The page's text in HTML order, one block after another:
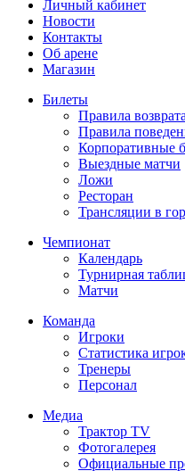
Личный кабинет
Новости
Контакты
Об арене
Магазин
Билеты
Правила
Правила
Корпоративные
Выездные матчи
Ложи
Ресторан
Трансляции в
Чемпионат
Календарь
Турнирная
Матчи
Команда
Игроки
Статистика
Тренеры
Персонал
Медиа
Трактор TV
Фотогалерея
Официальные